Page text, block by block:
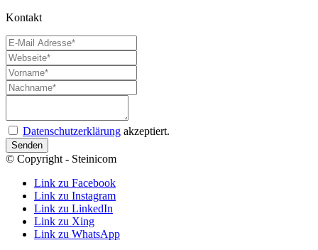
Kontakt
E-
Mail
Adresse*
Webseite*
Vorname*
Nachname*
Datenschutz
Datenschutzerklärung akzeptiert.
© Copyright - Steinicom
Link zu Facebook
Link zu Instagram
Link zu LinkedIn
Link zu Xing
Link zu WhatsApp